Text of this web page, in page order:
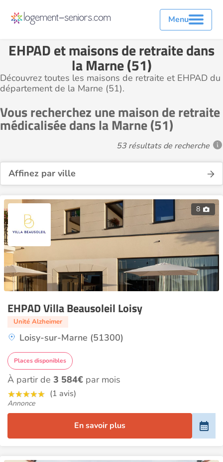
Menu
EHPAD et maisons de retraite dans
la Marne (51)
Découvrez toutes les maisons de retraite et EHPAD du
département de la Marne (51).
Vous recherchez une maison de retraite
médicalisée dans la Marne (51)
53 résultats de recherche
Affinez par ville
8
EHPAD Villa Beausoleil Loisy
Unité Alzheimer
Loisy-sur-Marne (51300)
Places disponibles
À partir de 3 584€ par mois
(1 avis)
Annonce
En savoir plus